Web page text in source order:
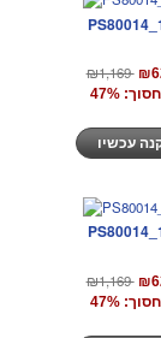
₪1,169
47%
₪1,169
47%